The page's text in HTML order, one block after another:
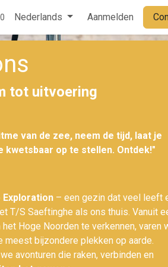
Nederlands Aanmelden
tot uitvoering
van de zee, neem de tijd, laat je
kwetsbaar op te stellen. Ontdek!"
Exploration– een gezin dat veel leeft
T/S Saeftinghe als ons thuis. Vanuit
Hoge Noorden te verkennen, varen
meest bijzondere plekken op aarde.
avonturen die raken, verbinden en